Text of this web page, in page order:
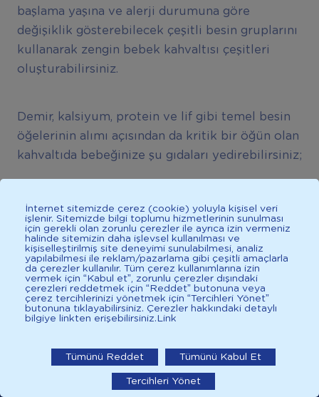
başlama yaşına ve alerji durumuna göre
değişiklik gösterebilecek çeşitli besin gruplarını
kullanarak zengin bebek kahvaltısı çeşitleri
oluşturabilirsiniz.
Demir, kalsiyum, protein ve lif gibi temel besin
öğelerinin alımı açısından da kritik bir öğün olan
kahvaltıda bebeğinize şu gıdaları yedirebilirsiniz;
Yumurta:
Kaliteli protein ve demir içeriği
nedeniyle besin değeri yüksek olan yumurta,
bebek beslenmesinin önemli besinlerinden
biridir. Tam protein kaynağıdır. Kas ve doku
gelişimini destekleyen yumurtaya, 6. aydan
itibaren az miktarda yumurta sarısıyla
başlayabilir, miktarı 2-3 gün aralıklarla artırarak
sarısına geçebilirsiniz. 8-9. aydan sonra
bebeğiniz yumurtanın hem sarısını hem de
İlkadımlarım'ı uygulamada
aç
İnternet sitemizde çerez (cookie) yoluyla kişisel veri
işlenir. Sitemizde bilgi toplumu hizmetlerinin sunulması
için gerekli olan zorunlu çerezler ile ayrıca izin vermeniz
halinde sitemizin daha işlevsel kullanılması ve
kişiselleştirilmiş site deneyimi sunulabilmesi, analiz
yapılabilmesi ile reklam/pazarlama gibi çeşitli amaçlarla
da çerezler kullanılır. Tüm çerez kullanımlarına izin
vermek için “Kabul et”, zorunlu çerezler dışındaki
çerezleri reddetmek için “Reddet” butonuna veya
çerez tercihlerinizi yönetmek için “Tercihleri Yönet”
butonuna tıklayabilirsiniz. Çerezler hakkındaki detaylı
bilgiye linkten erişebilirsiniz. Link
Tümünü Reddet Tümünü Kabul Et
Tercihleri Yönet